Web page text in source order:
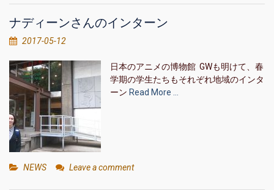
ナディーンさんのインターン
2017-05-12
日本のアニメの博物館 GWも明けて、春
学期の学生たちもそれぞれ地域のインタ
ーン Read More …
NEWS Leave a comment